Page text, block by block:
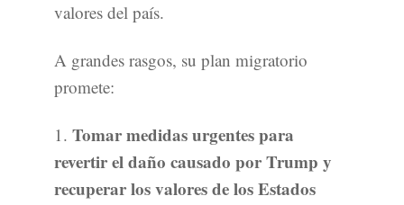
valores del país.
A grandes rasgos, su plan migratorio
promete:
1. Tomar medidas urgentes para
revertir el daño causado por Trump y
recuperar los valores de los Estados